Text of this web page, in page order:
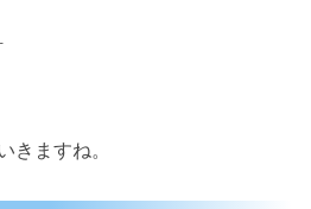
きますね。